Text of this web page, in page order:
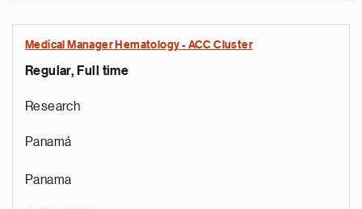
Medical Manager Hematology - ACC Cluster
Regular, Full time
Research
Panamá
Panama